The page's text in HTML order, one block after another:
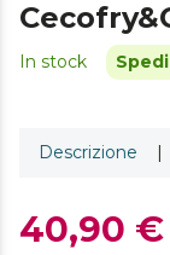
In stock
Descrizione |
40,90 €